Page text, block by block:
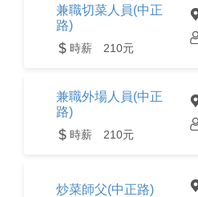
兼職切菜人員(中正
路)
時薪 210元
兼職外場人員(中正
路)
時薪 210元
炒菜師父(中正路)